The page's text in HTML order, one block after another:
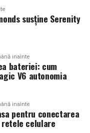
din Cluj este
doar proiecte de
acestora
la
confortul sau
sa ofere un
Multi pasionati
susține Serenity
inainte
bateriei: cum
V6 autonomia
inainte
pentru conectarea
celulare